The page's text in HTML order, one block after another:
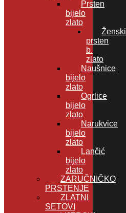
Prsten
bijelo
zlato
Ženski
prsten
b.
zlato
Naušnice
bijelo
zlato
Ogrlice
bijelo
zlato
Narukvice
bijelo
zlato
Lančić
bijelo
zlato
ZARUČNIČKO
PRSTENJE
ZLATNI
SETOVI